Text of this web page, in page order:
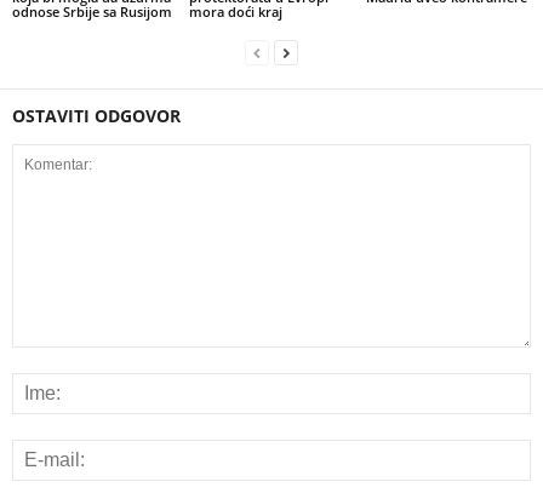
odnose Srbije sa Rusijom
mora doći kraj
OSTAVITI ODGOVOR